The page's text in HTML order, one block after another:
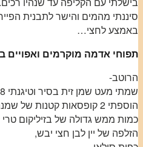
סיננתי מהמים והישר לתבנית
באמצע לחצי…
תפוחי אדמה מוקרמים ואפויים
הרוטב-
שמתי מעט שמן זית בסיר וטיגנתי 8 שיני שום כתושות,
הוספתי 2 קופסאות קטנות של שמנת מתוקה סויה של אלפרו ,
כמות ממש גדולה של בזיליקום טרי
הזלפה של יין לבן חצי יבש,